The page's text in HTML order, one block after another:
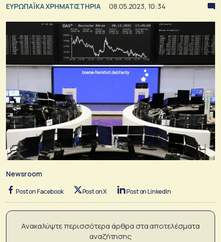
ΕΥΡΩΠΑΪΚΑ ΧΡΗΜΑΤΙΣΤΗΡΙΑ 08.05.2023, 10:34
Newsroom
Post on Facebook Post on X Post on LinkedIn
Ανακαλύψτε περισσότερα άρθρα στα αποτελέσματα
αναζήτησης